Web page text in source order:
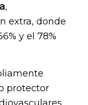
,
extra, donde
y el 78%
protector